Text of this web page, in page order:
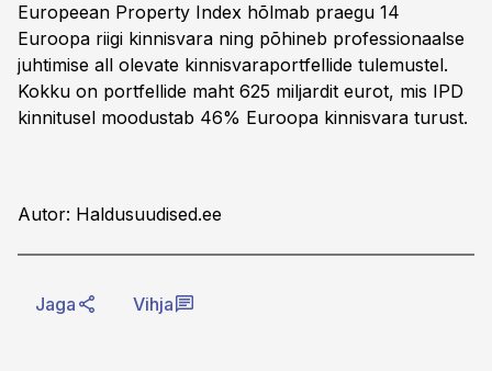
Europeean Property Index hõlmab praegu 14
Euroopa riigi kinnisvara ning põhineb professionaalse
juhtimise all olevate kinnisvaraportfellide tulemustel.
Kokku on portfellide maht 625 miljardit eurot, mis IPD
kinnitusel moodustab 46% Euroopa kinnisvara turust.
Autor: Haldusuudised.ee
Jaga Vihja